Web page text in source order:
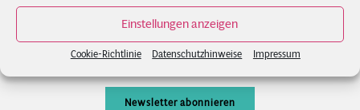
Einstellungen anzeigen
Cookie-Richtlinie Datenschutzhinweise Impressum
Kontakt
Newsletter
Newsletter abonnieren